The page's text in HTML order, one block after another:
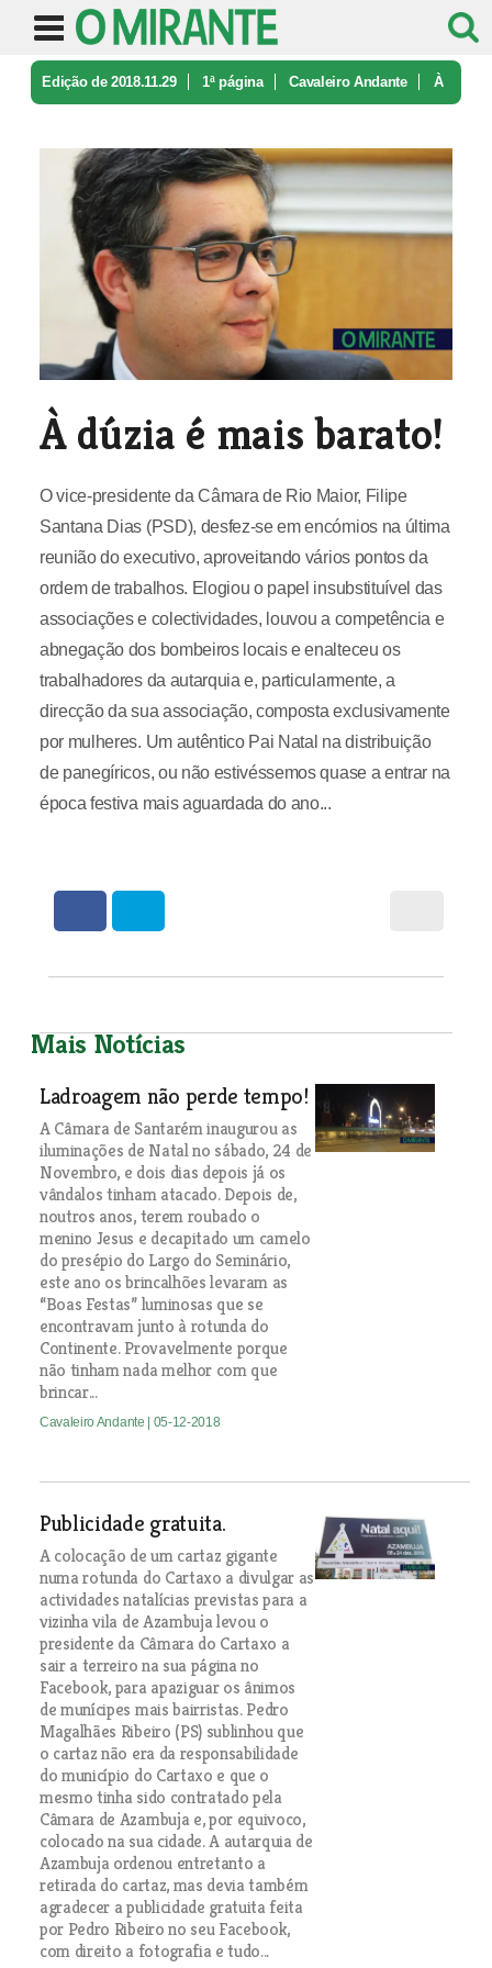
Edição de 2018.11.29 1ª página Cavaleiro Andante À
À dúzia é mais barato!
O vice-presidente da Câmara de Rio Maior, Filipe
Santana Dias (PSD), desfez-se em encómios na última
reunião do executivo, aproveitando vários pontos da
ordem de trabalhos. Elogiou o papel insubstituível das
associações e colectividades, louvou a competência e
abnegação dos bombeiros locais e enalteceu os
trabalhadores da autarquia e, particularmente, a
direcção da sua associação, composta exclusivamente
por mulheres. Um autêntico Pai Natal na distribuição
de panegíricos, ou não estivéssemos quase a entrar na
época festiva mais aguardada do ano...
Mais Notícias
Ladroagem não perde tempo!
A Câmara de Santarém inaugurou as
iluminações de Natal no sábado, 24 de
Novembro, e dois dias depois já os
vândalos tinham atacado. Depois de,
noutros anos, terem roubado o
menino Jesus e decapitado um camelo
do presépio do Largo do Seminário,
este ano os brincalhões levaram as
“Boas Festas” luminosas que se
encontravam junto à rotunda do
Continente. Provavelmente porque
não tinham nada melhor com que
brincar...
Cavaleiro Andante | 05-12-2018
Publicidade gratuita.
A colocação de um cartaz gigante
numa rotunda do Cartaxo a divulgar as
actividades natalícias previstas para a
vizinha vila de Azambuja levou o
presidente da Câmara do Cartaxo a
sair a terreiro na sua página no
Facebook, para apaziguar os ânimos
de munícipes mais bairristas. Pedro
Magalhães Ribeiro (PS) sublinhou que
o cartaz não era da responsabilidade
do município do Cartaxo e que o
mesmo tinha sido contratado pela
Câmara de Azambuja e, por equivoco,
colocado na sua cidade. A autarquia de
Azambuja ordenou entretanto a
retirada do cartaz, mas devia também
agradecer a publicidade gratuita feita
por Pedro Ribeiro no seu Facebook,
com direito a fotografia e tudo...